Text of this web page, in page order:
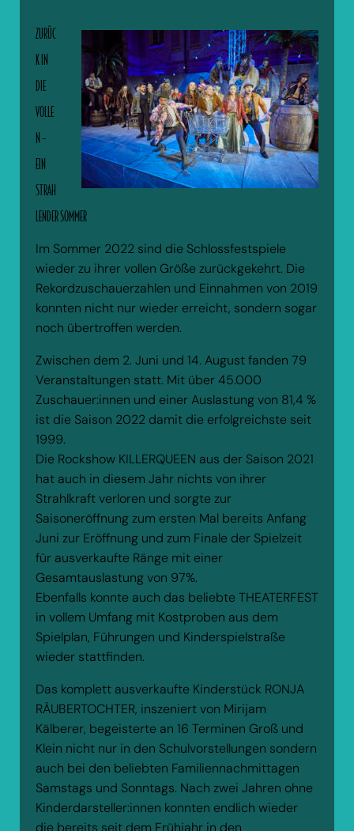
ZURÜC
K IN
DIE
VOLLE
N –
EIN
STRAH
LENDER SOMMER
Im Sommer 2022 sind die Schlossfestspiele
wieder zu ihrer vollen Größe zurückgekehrt. Die
Rekordzuschauerzahlen und Einnahmen von 2019
konnten nicht nur wieder erreicht, sondern sogar
noch übertroffen werden.
Zwischen dem 2. Juni und 14. August fanden 79
Veranstaltungen statt. Mit über 45.000
Zuschauer:innen und einer Auslastung von 81,4 %
ist die Saison 2022 damit die erfolgreichste seit
1999.
Die Rockshow KILLERQUEEN aus der Saison 2021
hat auch in diesem Jahr nichts von ihrer
Strahlkraft verloren und sorgte zur
Saisoneröffnung zum ersten Mal bereits Anfang
Juni zur Eröffnung und zum Finale der Spielzeit
für ausverkaufte Ränge mit einer
Gesamtauslastung von 97%.
Ebenfalls konnte auch das beliebte THEATERFEST
in vollem Umfang mit Kostproben aus dem
Spielplan, Führungen und Kinderspielstraße
wieder stattfinden.
Das komplett ausverkaufte Kinderstück RONJA
RÄUBERTOCHTER, inszeniert von Mirijam
Kälberer, begeisterte an 16 Terminen Groß und
Klein nicht nur in den Schulvorstellungen sondern
auch bei den beliebten Familiennachmittagen
Samstags und Sonntags. Nach zwei Jahren ohne
Kinderdarsteller:innen konnten endlich wieder
die bereits seit dem Frühjahr in den